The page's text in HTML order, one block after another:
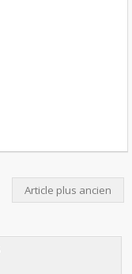
Article plus ancien